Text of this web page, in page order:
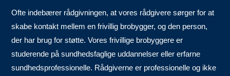
Ofte indebærer rådgivningen, at vores rådgivere sørger for at
skabe kontakt mellem en frivillig brobygger, og den person,
der har brug for støtte. Vores frivillige brobyggere er
studerende på sundhedsfaglige uddannelser eller erfarne
sundhedsprofessionelle. Rådgiverne er professionelle og ikke